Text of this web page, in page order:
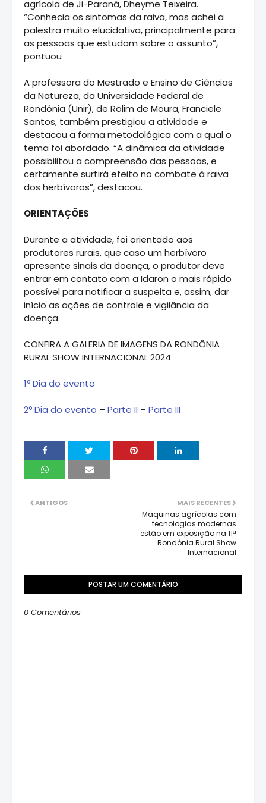
agrícola de Ji-Paraná, Dheyme Teixeira.
“Conhecia os sintomas da raiva, mas achei a
palestra muito elucidativa, principalmente para
as pessoas que estudam sobre o assunto”,
pontuou
A professora do Mestrado e Ensino de Ciências
da Natureza, da Universidade Federal de
Rondônia (Unir), de Rolim de Moura, Franciele
Santos, também prestigiou a atividade e
destacou a forma metodológica com a qual o
tema foi abordado. “A dinâmica da atividade
possibilitou a compreensão das pessoas, e
certamente surtirá efeito no combate à raiva
dos herbívoros”, destacou.
ORIENTAÇÕES
Durante a atividade, foi orientado aos
produtores rurais, que caso um herbívoro
apresente sinais da doença, o produtor deve
entrar em contato com a Idaron o mais rápido
possível para notificar a suspeita e, assim, dar
início as ações de controle e vigilância da
doença.
CONFIRA A GALERIA DE IMAGENS DA RONDÔNIA
RURAL SHOW INTERNACIONAL 2024
1º Dia do evento
2º Dia do evento – Parte II – Parte III
MAIS RECENTES
Máquinas agrícolas com
tecnologias modernas
estão em exposição na 11ª
Rondônia Rural Show
Internacional
ANTIGOS
POSTAR UM COMENTÁRIO
0 Comentários